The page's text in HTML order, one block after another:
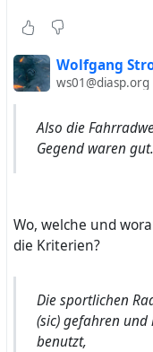
Wolfgang
ws01@diasp.org
Also die
Gegend waren gut.
Wo, welche und
die Kriterien?
Die sportlichen
(sic) gefahren
benutzt,